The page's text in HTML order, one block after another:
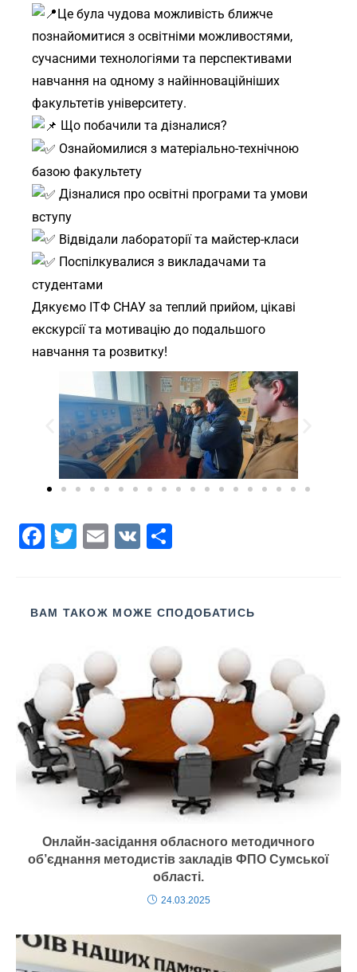
Це була чудова можливість ближче
познайомитися з освітніми можливостями,
сучасними технологіями та перспективами
навчання на одному з найінноваційніших
факультетів університету.
Що побачили та дізналися?
Ознайомилися з матеріально-технічною
базою факультету
Дізналися про освітні програми та умови
вступу
Відвідали лабораторії та майстер-класи
Поспілкувалися з викладачами та
студентами
Дякуємо ІТФ СНАУ за теплий прийом, цікаві
екскурсії та мотивацію до подальшого
навчання та розвитку!
F
e
k
T
er
E
V
л
т
и
с
я
ВАМ ТАКОЖ МОЖЕ СПОДОБАТИСЬ
Онлайн-засідання обласного методичного
об’єднання методистів закладів ФПО Сумської
області.
24.03.2025